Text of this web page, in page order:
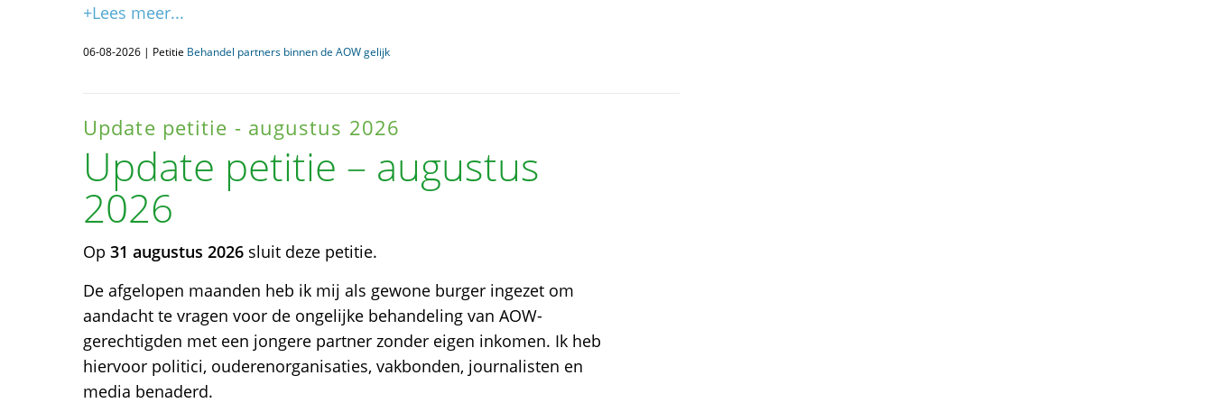
+Lees meer...
06-08-2026 | Petitie Behandel partners binnen de AOW gelijk
Update petitie - augustus 2026
Update petitie – augustus
2026
Op 31 augustus 2026 sluit deze petitie.
De afgelopen maanden heb ik mij als gewone burger ingezet om
aandacht te vragen voor de ongelijke behandeling van AOW-
gerechtigden met een jongere partner zonder eigen inkomen. Ik heb
hiervoor politici, ouderenorganisaties, vakbonden, journalisten en
media benaderd.